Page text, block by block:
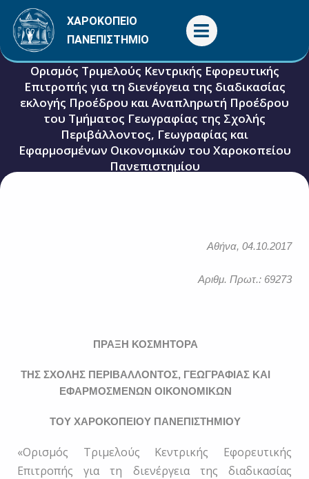
Μετάβαση
στο
περιεχόμενο
ΧΑΡΟΚΟΠΕΙΟ
ΠΑΝΕΠΙΣΤΗΜΙΟ
Ορισμός Τριμελούς Κεντρικής Εφορευτικής
Επιτροπής για τη διενέργεια της διαδικασίας
εκλογής Προέδρου και Αναπληρωτή Προέδρου
του Τμήματος Γεωγραφίας της Σχολής
Περιβάλλοντος, Γεωγραφίας και
Εφαρμοσμένων Οικονομικών του Χαροκοπείου
Πανεπιστημίου
Αθήνα, 04.10.2017
Αριθμ. Πρωτ.: 69273
ΠΡΑΞΗ ΚΟΣΜΗΤΟΡΑ
ΤΗΣ ΣΧΟΛΗΣ ΠΕΡΙΒΑΛΛΟΝΤΟΣ, ΓΕΩΓΡΑΦΙΑΣ ΚΑΙ
ΕΦΑΡΜΟΣΜΕΝΩΝ ΟΙΚΟΝΟΜΙΚΩΝ
ΤΟΥ ΧΑΡΟΚΟΠΕΙΟΥ ΠΑΝΕΠΙΣΤΗΜΙΟΥ
«Ορισμός Τριμελούς Κεντρικής Εφορευτικής
Επιτροπής για τη διενέργεια της διαδικασίας